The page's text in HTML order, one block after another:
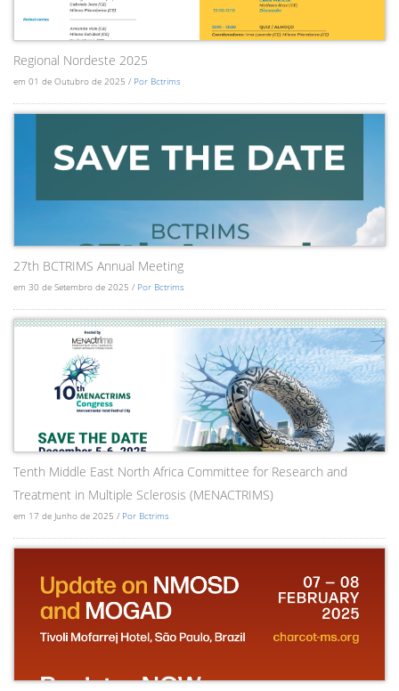
Regional Nordeste 2025
em 01 de Outubro de 2025 / Por Bctrims
27th BCTRIMS Annual Meeting
em 30 de Setembro de 2025 / Por Bctrims
Tenth Middle East North Africa Committee for Research and
Treatment in Multiple Sclerosis (MENACTRIMS)
em 17 de Junho de 2025 / Por Bctrims